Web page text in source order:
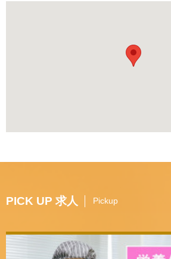
PICK UP 求人 Pickup